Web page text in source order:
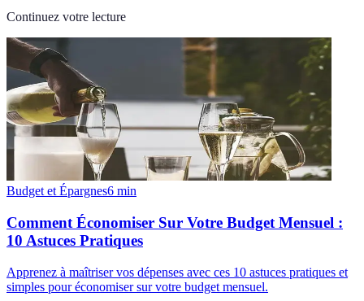
Continuez votre lecture
Budget et Épargnes6 min
Comment Économiser Sur Votre Budget Mensuel :
10 Astuces Pratiques
Apprenez à maîtriser vos dépenses avec ces 10 astuces pratiques et
simples pour économiser sur votre budget mensuel.